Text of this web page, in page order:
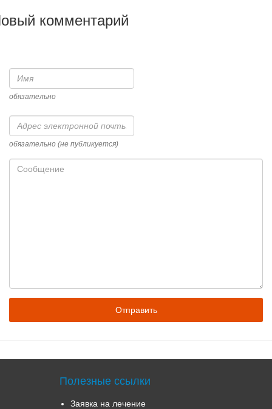
комментарий
Имя
обязательно
Адрес
электронной
почты
обязательно (не публикуется)
Сообщение
Полезные ссылки
Заявка на лечение